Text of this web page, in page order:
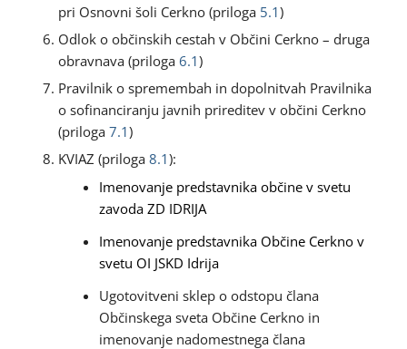
pri Osnovni šoli Cerkno (priloga 5.1)
Odlok o občinskih cestah v Občini Cerkno – druga
obravnava (priloga 6.1)
Pravilnik o spremembah in dopolnitvah Pravilnika
o sofinanciranju javnih prireditev v občini Cerkno
(priloga 7.1)
KVIAZ (priloga 8.1):
Imenovanje predstavnika občine v svetu
zavoda ZD IDRIJA
Imenovanje predstavnika Občine Cerkno v
svetu OI JSKD Idrija
Ugotovitveni sklep o odstopu člana
Občinskega sveta Občine Cerkno in
imenovanje nadomestnega člana